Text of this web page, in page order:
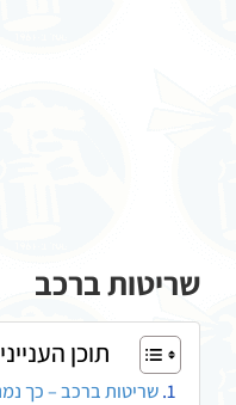
שריטות ברכב
תוכן
שריטות ברכב – כך